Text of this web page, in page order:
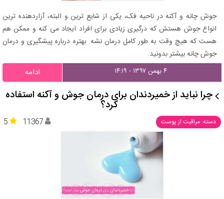
جوش چانه و آکنه در ناحیه فک، یکی از شایع ترین و البته، آزاردهنده ترین
انواع جوش هستش که درگیری زیادی برای افراد ایجاد می کنه و ممکن هم
هست که هیچ وقت به طور کامل درمان نشه. بهتره درباره پیشگیری و درمان
جوش چانه بیشتر بدونید.
۴ بهمن ۱۳۹۷ - ۱۴:۱۹ ادامه
چرا نباید از خمیردندان برای درمان جوش و آکنه استفاده
کرد؟
دسته: مراقبت از پوست 5 11367